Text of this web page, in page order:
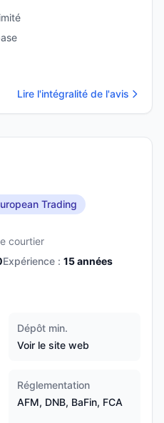
Lire l'intégralité de l'avis
Trading
courtier
Expérience : 15années
Dépôt min.
Voir le site web
Réglementation
AFM, DNB, BaFin, FCA